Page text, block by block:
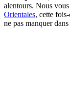
alentours. Nous
Orientales, cette
ne pas manquer